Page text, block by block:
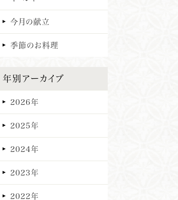
今月の献立
季節のお料理
年別アーカイブ
2026年
2025年
2024年
2023年
2022年